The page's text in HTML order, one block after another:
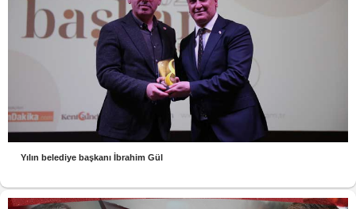
Yılın belediye başkanı İbrahim Gül